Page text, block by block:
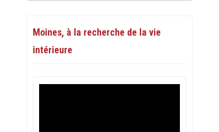
Moines, à la recherche de la vie
intérieure